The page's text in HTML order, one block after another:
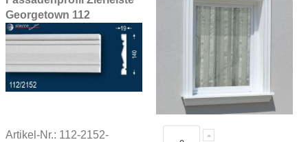
Georgetown 112
Artikel-Nr.: 112-2152-